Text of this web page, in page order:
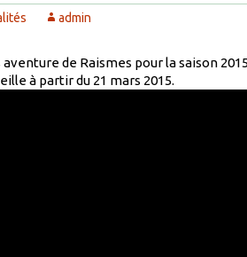
admin
de Raismes pour la saison
à partir du 21 mars 2015.